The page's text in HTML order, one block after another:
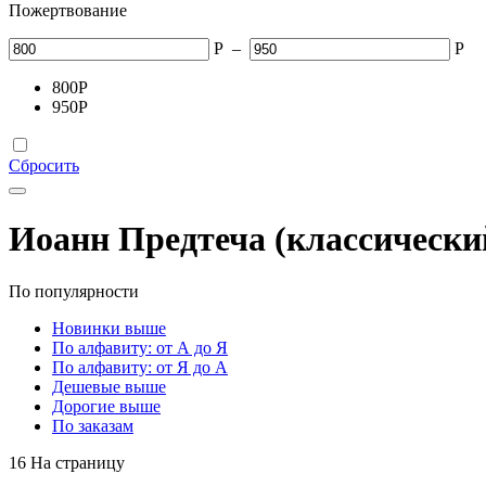
Пожертвование
Р – Р
800Р
950Р
Сбросить
Иоанн Предтеча
По популярности
Новинки выше
По алфавиту: от А до Я
По алфавиту: от Я до А
Дешевые выше
Дорогие выше
По заказам
16 На страницу